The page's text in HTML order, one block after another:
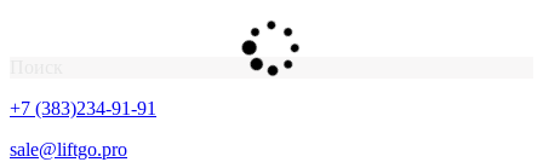
+7 (383)234-91-91
sale@liftgo.pro